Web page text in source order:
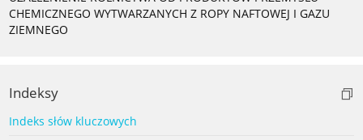
CHEMICZNEGO WYTWARZANYCH Z ROPY NAFTOWEJ I GAZU
ZIEMNEGO
Indeksy
Indeks słów kluczowych